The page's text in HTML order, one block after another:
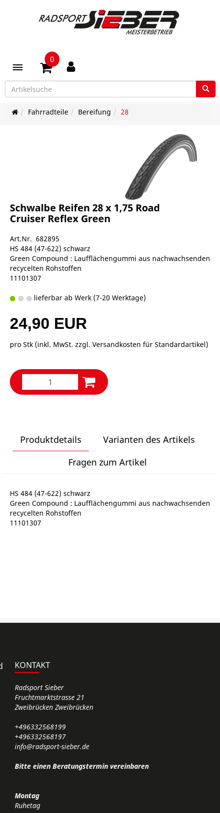
Toggle navigation
0
Fahrradteile Bereifung 28
Schwalbe Reifen 28 x 1,75 Road
Cruiser Reflex Green
Art.Nr. 682895
HS 484 (47-622) schwarz
Green Compound : Laufflächengummi aus nachwachsenden
recycelten Rohstoffen
11101307
lieferbar ab Werk (7-20 Werktage)
24,90 EUR
pro Stk (inkl. MwSt. zzgl. Versandkosten für Standardartikel)
Produktdetails
Varianten des Artikels
Fragen zum Artikel
HS 484 (47-622) schwarz
Green Compound : Laufflächengummi aus nachwachsenden
recycelten Rohstoffen
11101307
KONTAKT
Radsport Sieber
Fruchtmarktstrasse 21
Zweibrücken Zweibrücken
+496332568199
+496332568197
info@radsport-sieber.de
Bitte einen Beratungstermin vereinbaren
Montag
Ruhetag